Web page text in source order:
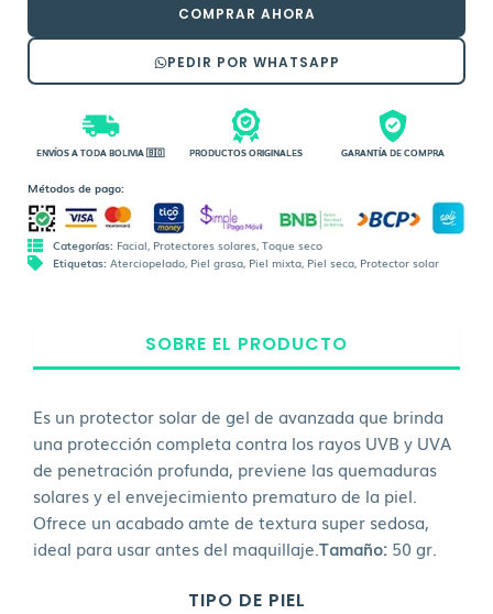
cantidad
COMPRAR AHORA
PEDIR POR WHATSAPP
ENVÍOS A TODA BOLIVIA 🇧🇴 PRODUCTOS ORIGINALES GARANTÍA DE COMPRA
Métodos de pago:
Categorías: Facial, Protectores solares, Toque seco
Etiquetas: Aterciopelado, Piel grasa, Piel mixta, Piel seca, Protector solar
SOBRE EL PRODUCTO
TIPO DE PIEL
Es un protector solar de gel de avanzada que brinda
una protección completa contra los rayos UVB y UVA
de penetración profunda, previene las quemaduras
solares y el envejecimiento prematuro de la piel.
Ofrece un acabado amte de textura super sedosa,
ideal para usar antes del maquillaje. Tamaño: 50 gr.